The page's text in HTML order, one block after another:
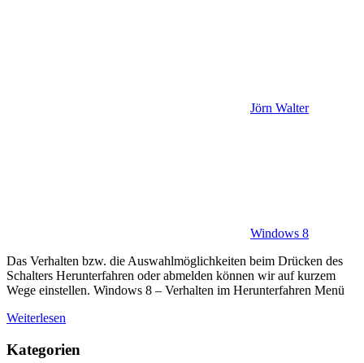
Jörn Walter
Windows 8
Das Verhalten bzw. die Auswahlmöglichkeiten beim Drücken des
Schalters Herunterfahren oder abmelden können wir auf kurzem
Wege einstellen. Windows 8 – Verhalten im Herunterfahren Menü
Weiterlesen
Kategorien